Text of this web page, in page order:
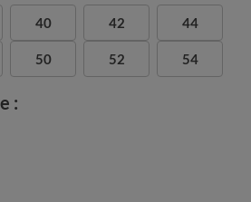
40 42 44
50 52 54
: